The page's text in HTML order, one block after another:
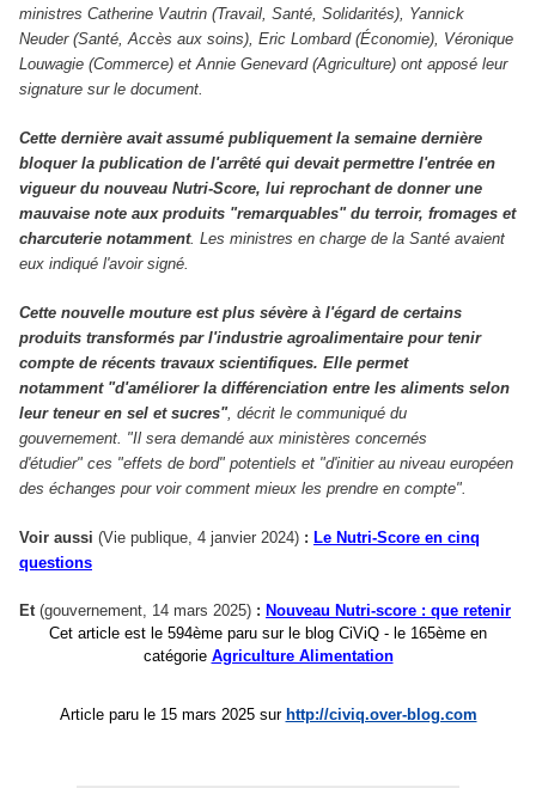
ministres Catherine Vautrin (Travail, Santé, Solidarités), Yannick
Neuder (Santé, Accès aux soins), Eric Lombard (Économie), Véronique
Louwagie (Commerce) et Annie Genevard (Agriculture) ont apposé leur
signature sur le document.
Cette dernière avait assumé publiquement la semaine dernière
bloquer la publication de l'arrêté qui devait permettre l'entrée en
vigueur du nouveau Nutri-Score, lui reprochant de donner une
mauvaise note aux produits "remarquables"du terroir, fromages et
charcuterie notamment. Les ministres en charge de la Santé avaient
eux indiqué l'avoir signé.
Cette nouvelle mouture est plus sévère à l'égard de certains
produits transformés par l'industrie agroalimentaire pour tenir
compte de récents travaux scientifiques. Elle permet
notamment "d'améliorer la différenciation entre les aliments selon
leur teneur en sel et sucres", décrit le communiqué du
gouvernement. "Il sera demandé aux ministères concernés
d'étudier" ces "effets de bord" potentiels et "d'initier au niveau européen
des échanges pour voir comment mieux les prendre en compte".
Voir aussi (Vie publique, 4 janvier 2024) : Le Nutri-Score en cinq
questions
Et (gouvernement, 14 mars 2025) : Nouveau Nutri-score : que retenir
Cet article est le 594ème paru sur le blog CiViQ - le 165ème en
catégorie Agriculture Alimentation
Article paru le 15mars 2025 sur http://civiq.over-blog.com